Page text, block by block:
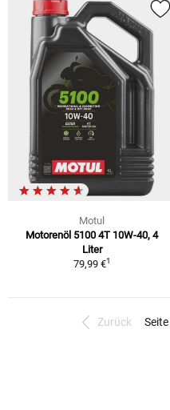
Motul
Motorenöl 5100 4T 10W-40, 4
Liter
79,99 €1
Zurück